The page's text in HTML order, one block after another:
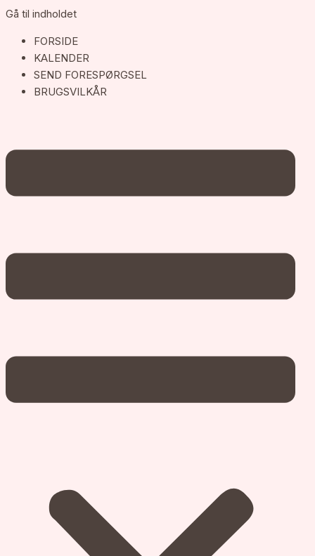
Gå til indholdet
FORSIDE
KALENDER
SEND FORESPØRGSEL
BRUGSVILKÅR